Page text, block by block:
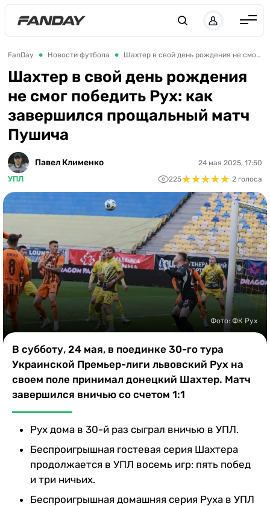
Англия
Испания
Германия
Италия
ЛЧ
ЧЕ-2028
Букмекеры
Казино
FanDay Новости футбола Шахтер в свой день рождения не смог победить Рух: как завершился прощальный матч Пушича
Шахтер в свой день рождения
не смог победить Рух: как
завершился прощальный матч
Пушича
Павел Клименко
УПЛ
24 мая 2025, 17:50
225★★★★★
★★★★★ 2 голоса
Фото: ФК Рух
В субботу, 24 мая, в поединке 30-го тура
Украинской Премьер-лиги львовский Рух на
своем поле принимал донецкий Шахтер. Матч
завершился вничью со счетом 1:1
Рух дома в 30-й раз сыграл вничью в УПЛ.
Беспроигрышная гостевая серия Шахтера
продолжается в УПЛ восемь игр: пять побед
и три ничьих.
Беспроигрышная домашняя серия Руха в УПЛ